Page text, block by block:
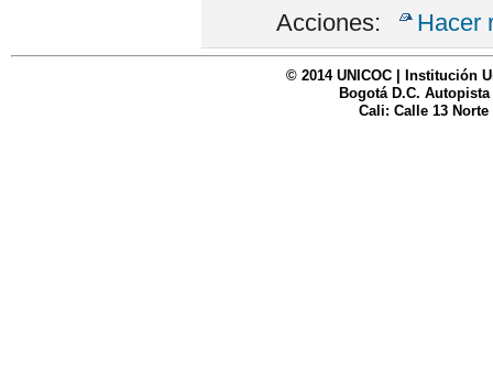
Acciones: Hacer
© 2014 UNICOC | Institución
Bogotá D.C. Autopista
Cali: Calle 13 Norte